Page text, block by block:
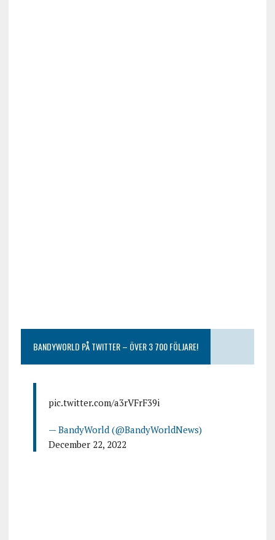
BANDYWORLD PÅ TWITTER – ÖVER 3 700 FÖLJARE!
pic.twitter.com/a3rVFrF39i
— BandyWorld (@BandyWorldNews)
December 22, 2022